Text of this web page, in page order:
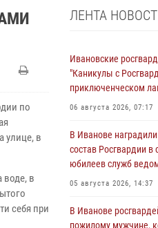
по
улице, в
воде, в
себя при
ЛЕНТА
Ивановские
"Каникулы с
приключенческом
06 августа 2026, 07:17
В Иванове
состав Росгвардии в
юбилеев служб
05 августа 2026, 14:37
В Иванове
пожилому мужчине,